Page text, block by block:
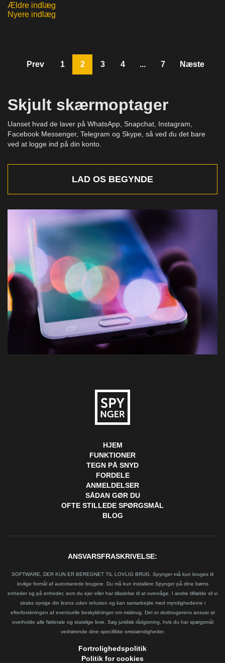
Navigation
Ældre indlæg
Nyere indlæg
Prev 1 2 3 4 ... 7 Næste
Skjult skærmoptager
Uanset hvad de laver på WhatsApp, Snapchat, Instagram,
Facebook Messenger, Telegram og Skype, så ved du det bare
ved at logge ind på din konto.
LAD OS BEGYNDE
HJEM
FUNKTIONER
TEGN PÅ SNYD
FORDELE
ANMELDELSER
SÅDAN GØR DU
OFTE STILLEDE SPØRGSMÅL
BLOG
ANSVARSFRASKRIVELSE:
SOFTWARE, DER KUN ER BEREGNET TIL LOVLIG BRUG. Spynger må kun bruges til
lovlige formål af autoriserede brugere. Du må kun installere Spynger på dine børns
enheder og på enheder, som du ejer eller har tilladelse til at overvåge. I andre tilfælde vil vi
straks opsige din licens uden refusion og kan samarbejde med myndighederne i
efterforskningen af eventuelle beskyldninger om misbrug. Det er slutbrugerens ansvar at
overholde alle føderale og statslige love. Søg juridisk rådgivning, hvis du har spørgsmål
vedrørende dine specifikke omstændigheder.
Fortrolighedspolitik
Politik for cookies